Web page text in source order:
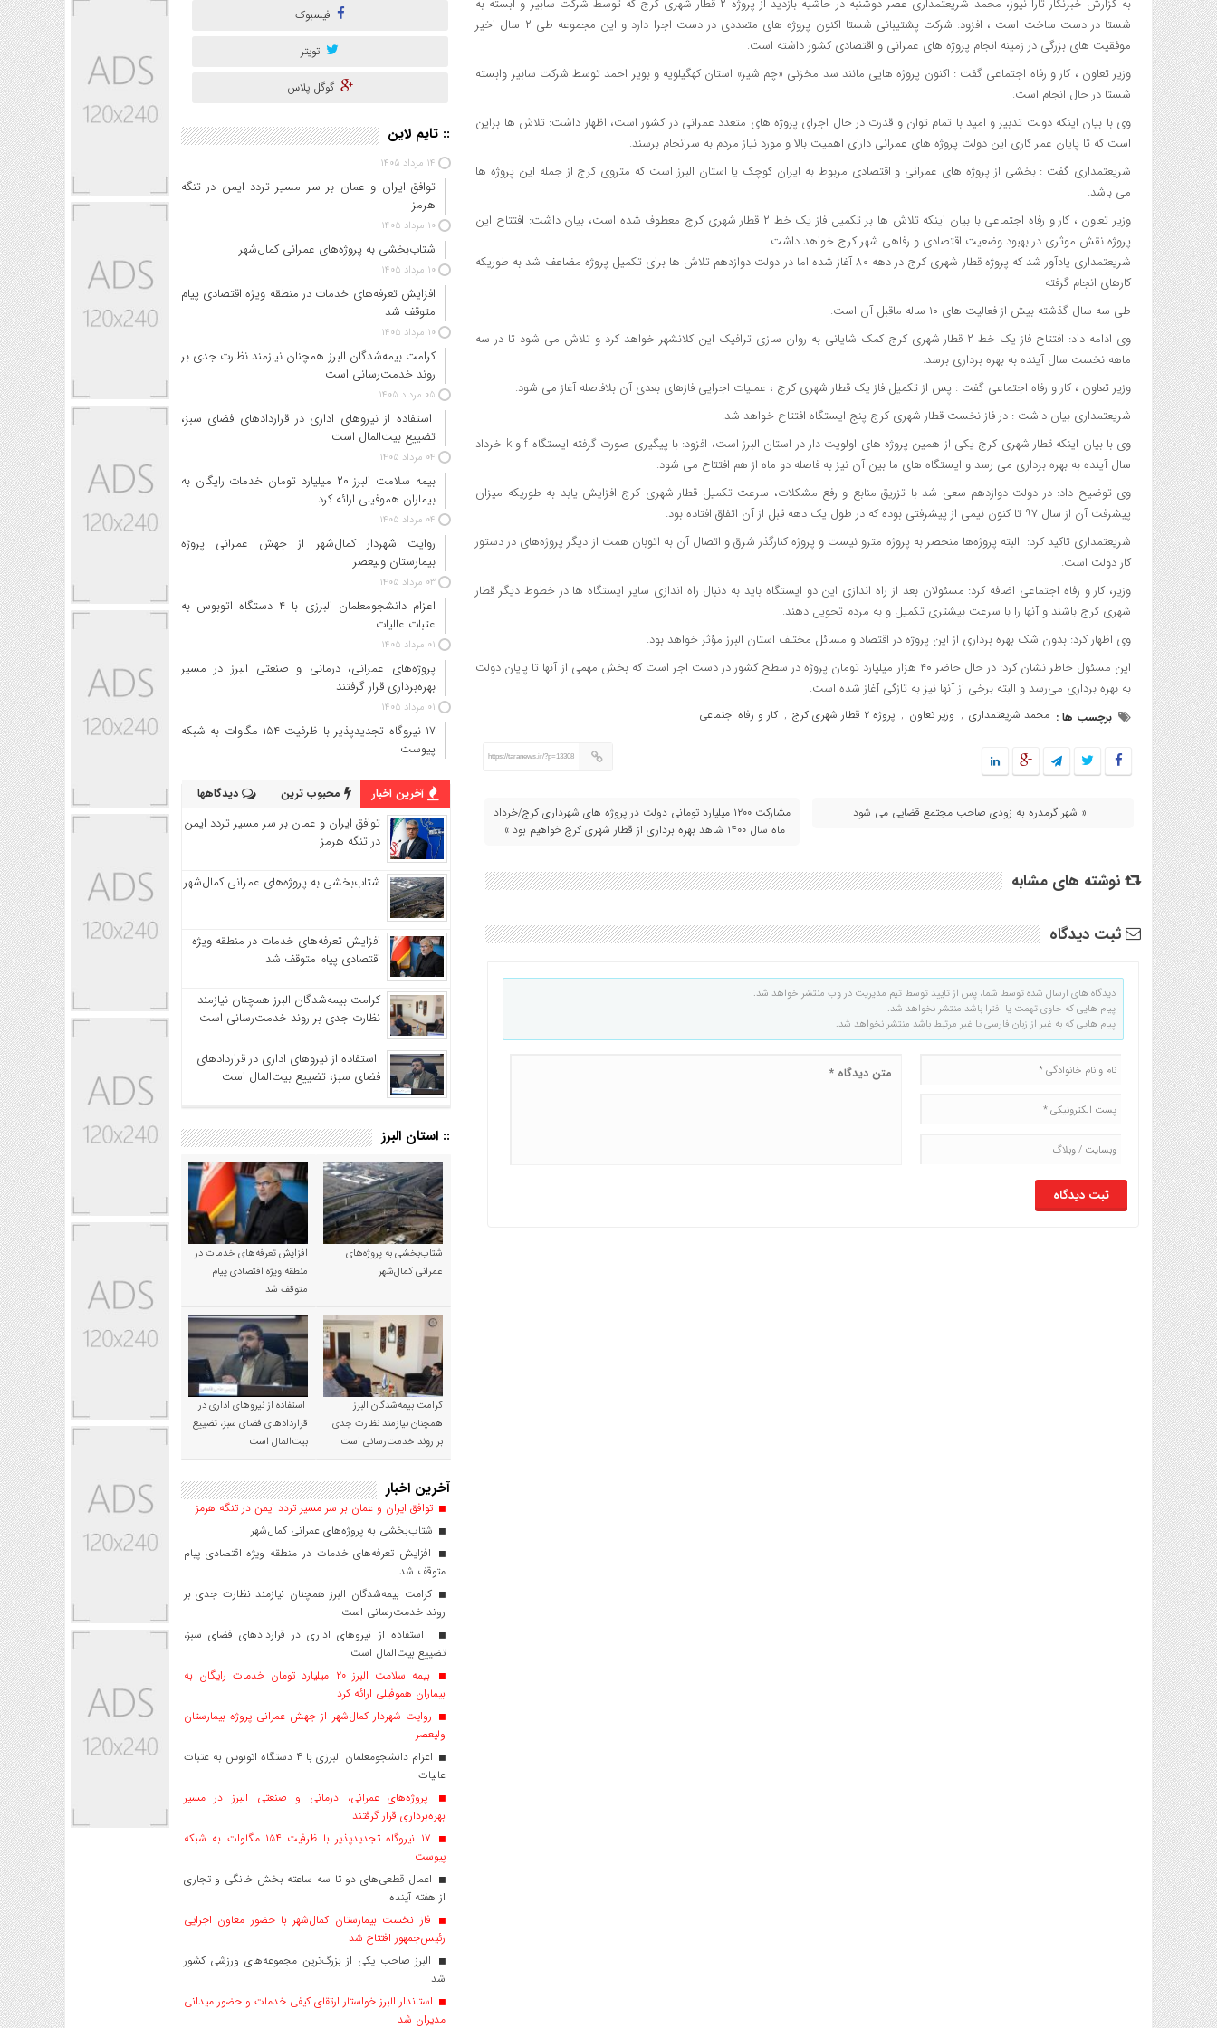
به گزارش خبرنگار تارا نیوز، محمد شریعتمداری عصر دوشنبه در حاشیه بازدید از پروژه ۲ قطار شهری کرج که توسط شرکت سابیر و ابسته به
شستا در دست ساخت است ، افزود: شرکت پشتیبانی شستا اکنون پروژه های متعددی در دست اجرا دارد و این مجموعه طی ۲ سال اخیر
موفقیت های بزرگی در زمینه انجام پروژه های عمرانی و اقتصادی کشور داشته است.
وزیر تعاون ، کار و رفاه اجتماعی گفت : اکنون پروژه هایی مانند سد مخزنی «چم شیر» استان کهگیلویه و بویر احمد توسط شرکت سابیر وابسته
شستا در حال انجام است.
وی با بیان اینکه دولت تدبیر و امید با تمام توان و قدرت در حال اجرای پروژه های متعدد عمرانی در کشور است، اظهار داشت: تلاش ها براین
است که تا پایان عمر کاری این دولت پروژه های عمرانی دارای اهمیت بالا و مورد نیاز مردم به سرانجام برسند.
شریعتمداری گفت : بخشی از پروژه های عمرانی و اقتصادی مربوط به ایران کوچک یا استان البرز است که متروی کرج از جمله این پروژه ها
می باشد.
وزیر تعاون ، کار و رفاه اجتماعی با بیان اینکه تلاش ها بر تکمیل فاز یک خط ۲ قطار شهری کرج معطوف شده است، بیان داشت: افتتاح این
پروژه نقش موثری در بهبود وضعیت اقتصادی و رفاهی شهر کرج خواهد داشت.
شریعتمداری یادآور شد که پروژه قطار شهری کرج در دهه ۸۰ آغاز شده اما در دولت دوازدهم تلاش ها برای تکمیل پروژه مضاعف شد به طوریکه
کارهای انجام گرفته
طی سه سال گذشته بیش از فعالیت های ۱۰ ساله ماقبل آن است.
وی ادامه داد: افتتاح فاز یک خط ۲ قطار شهری کرج کمک شایانی به روان سازی ترافیک این کلانشهر خواهد کرد و تلاش می شود تا در سه
ماهه نخست سال آینده به بهره برداری برسد.
وزیر تعاون ، کار و رفاه اجتماعی گفت : پس از تکمیل فاز یک قطار شهری کرج ، عملیات اجرایی فازهای بعدی آن بلافاصله آغاز می شود.
شریعتمداری بیان داشت : در فاز نخست قطار شهری کرج پنج ایستگاه افتتاح خواهد شد.
وی با بیان اینکه قطار شهری کرج یکی از همین پروژه های اولویت دار در استان البرز است، افزود: با پیگیری صورت گرفته ایستگاه f و k خرداد
سال آینده به بهره برداری می رسد و ایستگاه های ما بین آن نیز به فاصله دو ماه از هم افتتاح می شود.
وی توضیح داد: در دولت دوازدهم سعی شد با تزریق منابع و رفع مشکلات، سرعت تکمیل قطار شهری کرج افزایش یابد به طوریکه میزان
پیشرفت آن از سال ۹۷ تا کنون نیمی از پیشرفتی بوده که در طول یک دهه قبل از آن اتفاق افتاده بود.
شریعتمداری تاکید کرد: البته پروژه‌ها منحصر به پروژه مترو نیست و پروژه کنارگذر شرق و اتصال آن به اتوبان همت از دیگر پروژه‌های در دستور
کار دولت است.
وزیر، کار و رفاه اجتماعی اضافه کرد: مسئولان بعد از راه اندازی این دو ایستگاه باید به دنبال راه اندازی سایر ایستگاه ها در خطوط دیگر قطار
شهری کرج باشند و آنها را با سرعت بیشتری تکمیل و به مردم تحویل دهند.
وی اظهار کرد: بدون شک بهره برداری از این پروژه در اقتصاد و مسائل مختلف استان البرز مؤثر خواهد بود.
این مسئول خاطر نشان کرد: در حال حاضر ۴۰ هزار میلیارد تومان پروژه در سطح کشور در دست اجر است که بخش مهمی از آنها تا پایان دولت
به بهره برداری می‌رسد و البته برخی از آنها نیز به تازگی آغاز شده است.
برچسب ها : محمد شریعتمداری , وزیر تعاون , پروژه ۲ قطار شهری کرج , کار و رفاه اجتماعی
https://taranews.ir/?p=13308
« شهر گرمدره به زودی صاحب مجتمع قضایی می شود
مشارکت ۱۲۰۰ میلیارد تومانی دولت در پروژه های شهرداری کرج/خرداد
ماه سال ۱۴۰۰ شاهد بهره برداری از قطار شهری کرج خواهیم بود »
نوشته های مشابه
ثبت دیدگاه
دیدگاه های ارسال شده توسط شما، پس از تایید توسط تیم مدیریت در وب منتشر خواهد شد.
پیام هایی که حاوی تهمت یا افترا باشد منتشر نخواهد شد.
پیام هایی که به غیر از زبان فارسی یا غیر مرتبط باشد منتشر نخواهد شد.
فیسبوک
تویتر
گوگل پلاس
:: تایم لاین
۱۴ مرداد ۱۴۰۵
توافق ایران و عمان بر سر مسیر تردد ایمن در تنگه
هرمز
۱۰ مرداد ۱۴۰۵
شتاب‌بخشی به پروژه‌های عمرانی کمال‌شهر
۱۰ مرداد ۱۴۰۵
افزایش تعرفه‌های خدمات در منطقه ویژه اقتصادی پیام
متوقف شد
۱۰ مرداد ۱۴۰۵
کرامت بیمه‌شدگان البرز همچنان نیازمند نظارت جدی بر
روند خدمت‌رسانی است
۰۵ مرداد ۱۴۰۵
استفاده از نیروهای اداری در قراردادهای فضای سبز،
تضییع بیت‌المال است
۰۴ مرداد ۱۴۰۵
بیمه سلامت البرز ۲۰ میلیارد تومان خدمات رایگان به
بیماران هموفیلی ارائه کرد
۰۴ مرداد ۱۴۰۵
روایت شهردار کمال‌شهر از جهش عمرانی پروژه
بیمارستان ولیعصر
۰۳ مرداد ۱۴۰۵
اعزام دانشجو‌معلمان البرزی با ۴ دستگاه اتوبوس به
عتبات عالیات
۰۱ مرداد ۱۴۰۵
پروژه‌های عمرانی، درمانی و صنعتی البرز در مسیر
بهره‌برداری قرار گرفتند
۰۱ مرداد ۱۴۰۵
۱۷ نیروگاه تجدیدپذیر با ظرفیت ۱۵۴ مگاوات به شبکه
پیوست
آخرین اخبار محبوب ترین دیدگاهها
توافق ایران و عمان بر سر مسیر تردد ایمن
در تنگه هرمز
شتاب‌بخشی به پروژه‌های عمرانی کمال‌شهر
افزایش تعرفه‌های خدمات در منطقه ویژه
اقتصادی پیام متوقف شد
کرامت بیمه‌شدگان البرز همچنان نیازمند
نظارت جدی بر روند خدمت‌رسانی است
استفاده از نیروهای اداری در قراردادهای
فضای سبز، تضییع بیت‌المال است
:: استان البرز
شتاب‌بخشی به پروژه‌های
عمرانی کمال‌شهر
افزایش تعرفه‌های خدمات در
منطقه ویژه اقتصادی پیام
متوقف شد
کرامت بیمه‌شدگان البرز
همچنان نیازمند نظارت جدی
بر روند خدمت‌رسانی است
استفاده از نیروهای اداری در
قراردادهای فضای سبز، تضییع
بیت‌المال است
آخرین اخبار
توافق ایران و عمان بر سر مسیر تردد ایمن در تنگه هرمز
شتاب‌بخشی به پروژه‌های عمرانی کمال‌شهر
افزایش تعرفه‌های خدمات در منطقه ویژه اقتصادی پیام
متوقف شد
کرامت بیمه‌شدگان البرز همچنان نیازمند نظارت جدی بر
روند خدمت‌رسانی است
استفاده از نیروهای اداری در قراردادهای فضای سبز،
تضییع بیت‌المال است
بیمه سلامت البرز ۲۰ میلیارد تومان خدمات رایگان به
بیماران هموفیلی ارائه کرد
روایت شهردار کمال‌شهر از جهش عمرانی پروژه بیمارستان
ولیعصر
اعزام دانشجو‌معلمان البرزی با ۴ دستگاه اتوبوس به عتبات
عالیات
پروژه‌های عمرانی، درمانی و صنعتی البرز در مسیر
بهره‌برداری قرار گرفتند
۱۷ نیروگاه تجدیدپذیر با ظرفیت ۱۵۴ مگاوات به شبکه
پیوست
اعمال قطعی‌های دو تا سه ساعته بخش خانگی و تجاری
از هفته آینده
فاز نخست بیمارستان کمال‌شهر با حضور معاون اجرایی
رئیس‌جمهور افتتاح شد
البرز صاحب یکی از بزرگ‌ترین مجموعه‌های ورزشی کشور
شد
استاندار البرز خواستار ارتقای کیفی خدمات و حضور میدانی
مدیران شد